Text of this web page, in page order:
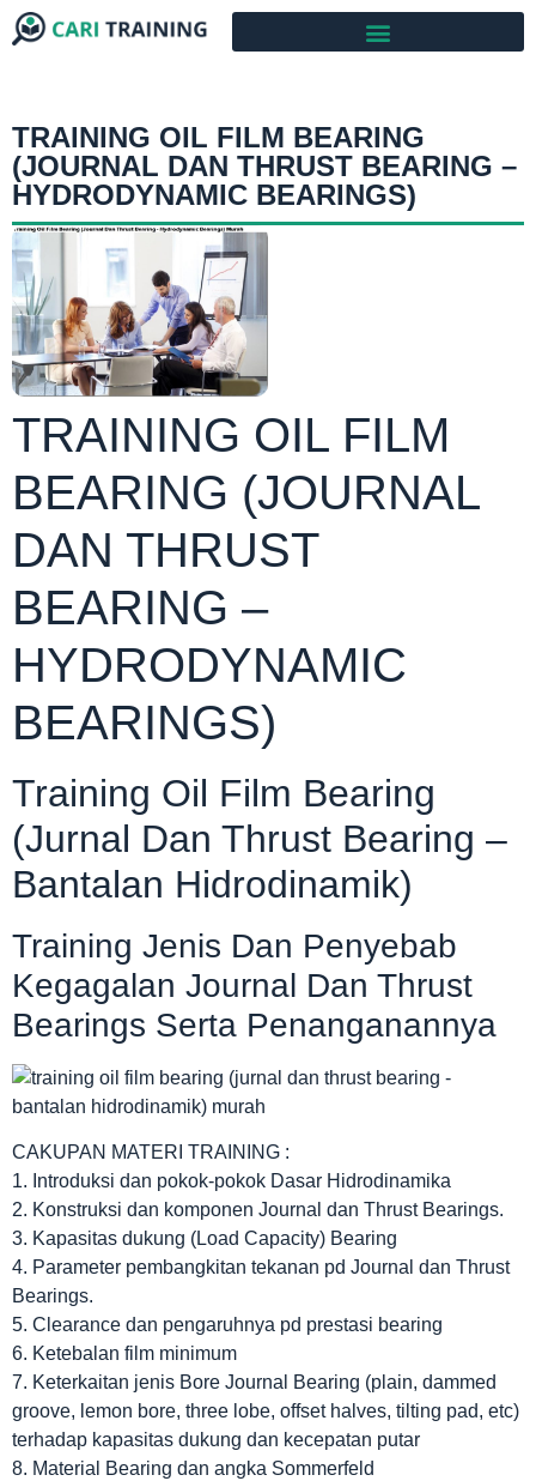
TRAINING OIL FILM BEARING
(JOURNAL DAN THRUST BEARING –
HYDRODYNAMIC BEARINGS)
TRAINING OIL FILM
BEARING (JOURNAL
DAN THRUST
BEARING –
HYDRODYNAMIC
BEARINGS)
Training Oil Film Bearing
(Jurnal Dan Thrust Bearing –
Bantalan Hidrodinamik)
Training Jenis Dan Penyebab
Kegagalan Journal Dan Thrust
Bearings Serta Penanganannya
CAKUPAN MATERI TRAINING :
1. Introduksi dan pokok-pokok Dasar Hidrodinamika
2. Konstruksi dan komponen Journal dan Thrust Bearings.
3. Kapasitas dukung (Load Capacity) Bearing
4. Parameter pembangkitan tekanan pd Journal dan Thrust
Bearings.
5. Clearance dan pengaruhnya pd prestasi bearing
6. Ketebalan film minimum
7. Keterkaitan jenis Bore Journal Bearing (plain, dammed
groove, lemon bore, three lobe, offset halves, tilting pad, etc)
terhadap kapasitas dukung dan kecepatan putar
8. Material Bearing dan angka Sommerfeld